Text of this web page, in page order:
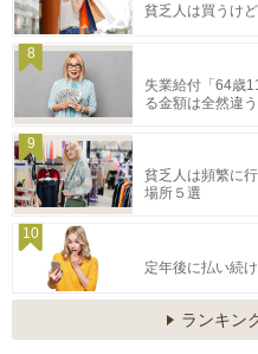
貧乏人は買うけ
8
失業給付「64歳
る金額は全然違う
9
貧乏人は頻繁に
場所５選
10
定年後に払い続
ランキン